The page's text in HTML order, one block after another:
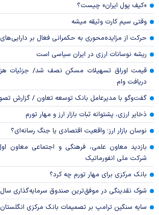
«کیف پول ایران» چیست؟
وقتی سیم کارت وثیقه میشه
حرکت از مزایده‌محوری به حکمرانی فعال بر
ریشه نوسانات ارزی در ایران سیاسی است
قیمت اوراق تسهیلات مسکن نصف شد/ جزئیات
دریافت وام
گفت‌وگو با مدیرعامل بانک توسعه تعاون / گزارش
ذخایر ارزی، پشتوانه ثبات بازار ارز و مهار تورم
نوسان بازار ارز؛ واقعیت اقتصادی یا جنگ رسانه‌ای؟
بازدید معاون علمی، فرهنگی و اجتماعی معاون
شرکت ملی انفورماتیک
بانک مرکزی برای مهار تورم چه کرد؟
شوک نقدینگی در موفق‌ترین صندوق سرمایه‌گذاری سال ۲۰۲۶
سایه سنگین ترامپ بر تصمیمات بانک مرکزی انگلستان